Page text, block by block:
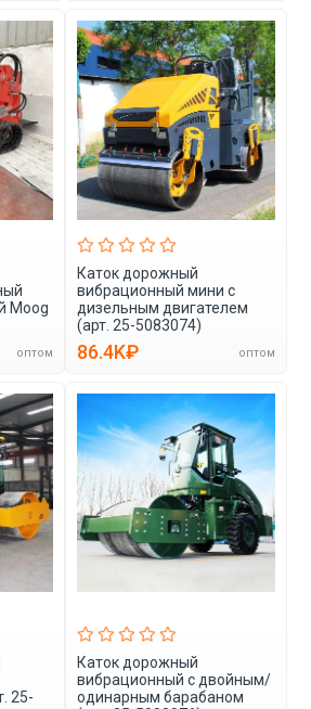
Moog
оптом
Каток дорожный
вибрационный мини с
дизельным двигателем
(арт. 25-5083074)
86.4K₽ оптом
25-
Каток дорожный
вибрационный с двойным/
одинарным барабаном